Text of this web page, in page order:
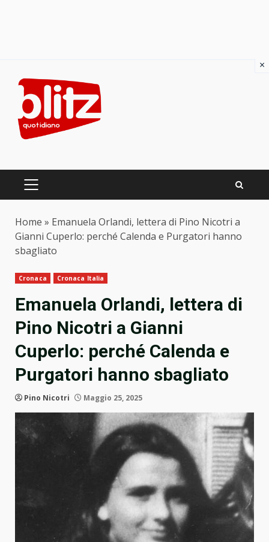
content
PRIMARY
Home » Emanuela Orlandi, lettera di Pino Nicotri a
Gianni Cuperlo: perché Calenda e Purgatori hanno
sbagliato
Cronaca Cronaca Italia
Emanuela Orlandi, lettera di
Pino Nicotri a Gianni
Cuperlo: perché Calenda e
Purgatori hanno sbagliato
Pino Nicotri Maggio 25, 2025
×